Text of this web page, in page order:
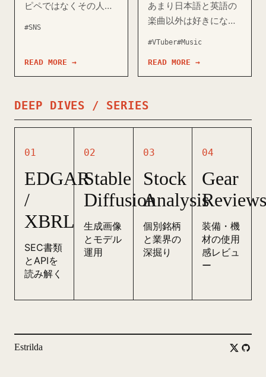
ピペではなくその人で
びになったのか。 理
由、なぜそう思ったの
って何を意味するか。
#SNS
READ MORE →
あまり日本語と英語の
楽曲以外は好きになる
ループILLITの「It's
Me」という曲を最近よ
んじの倉持めるととい
うVTuberが投稿してい
ピンと伸ばした足で地
面をぺしぺし叩いてい
る姿がなんだか頭に残
って、それがきっかけ
#VTuber#Music
READ MORE →
DEEP DIVES / SERIES
01
EDGAR
/
XBRL
SEC書類
とAPIを
読み解く
02
Stable
Diffusion
生成画像
とモデル
運用
03
Stock
Analysis
個別銘柄
と業界の
深掘り
04
Gear
装備・機
材の使用
感レビュ
ー
Estrilda